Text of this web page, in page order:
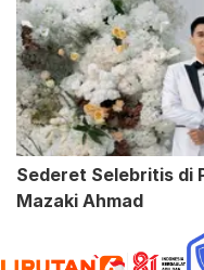
Sederet Selebritis di
Mazaki Ahmad